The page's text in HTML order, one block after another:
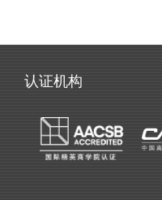
认证机构